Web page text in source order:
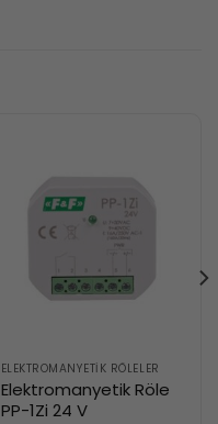
ELEKTROMANYETIK RÖLELER
Elektromanyetik Röle
PP-1Zi 24 V